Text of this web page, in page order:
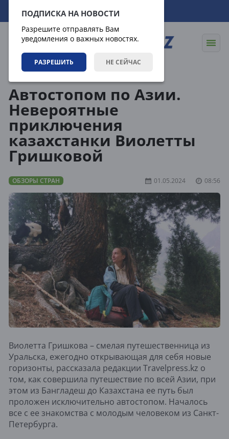
ПОДПИСКА НА НОВОСТИ
Разрешите отправлять Вам
уведомления о важных новостях.
РАЗРЕШИТЬ НЕ СЕЙЧАС
08.08.2026 20:32:10
Автостопом по Азии.
Невероятные
приключения
казахстанки Виолетты
Гришковой
ОБЗОРЫ СТРАН 01.05.2024 08:56
Виолетта Гришкова – смелая путешественница из
Уральска, ежегодно открывающая для себя новые
горизонты, рассказала редакции Travelpress.kz о
том, как совершила путешествие по всей Азии, при
этом из Бангладеш до Казахстана ее путь был
проложен исключительно автостопом. Началось
все с ее знакомства с молодым человеком из Санкт-
Петербурга.